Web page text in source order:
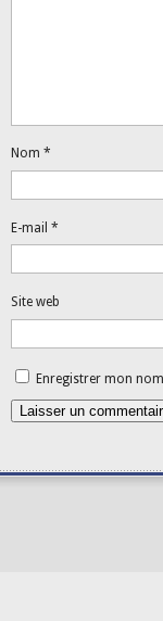
Nom *
E-mail *
Site web
Enregistrer mon